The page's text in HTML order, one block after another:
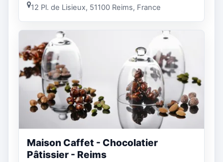
12 Pl. de Lisieux, 51100 Reims, France
Maison Caffet - Chocolatier
Pâtissier - Reims